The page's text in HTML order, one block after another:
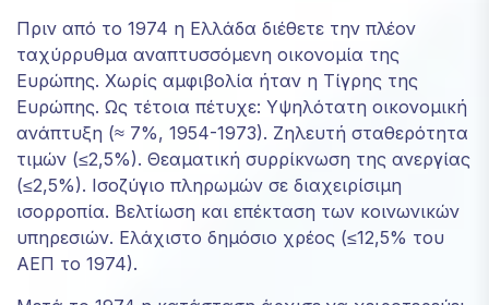
Πριν από το 1974 η Ελλάδα διέθετε την πλέον
ταχύρρυθμα αναπτυσσόμενη οικονομία της
Ευρώπης. Χωρίς αμφιβολία ήταν η Τίγρης της
Ευρώπης. Ως τέτοια πέτυχε: Υψηλότατη οικονομική
ανάπτυξη (≈ 7%, 1954-1973). Ζηλευτή σταθερότητα
τιμών (≤2,5%). Θεαματική συρρίκνωση της ανεργίας
(≤2,5%). Ισοζύγιο πληρωμών σε διαχειρίσιμη
ισορροπία. Βελτίωση και επέκταση των κοινωνικών
υπηρεσιών. Ελάχιστο δημόσιο χρέος (≤12,5% του
ΑΕΠ το 1974).
ιστότοπου
θα πάψουν
να είναι
διαθέσιμες.
Marketing
Κοινοποιώντας
τα
ενδιαφέροντα